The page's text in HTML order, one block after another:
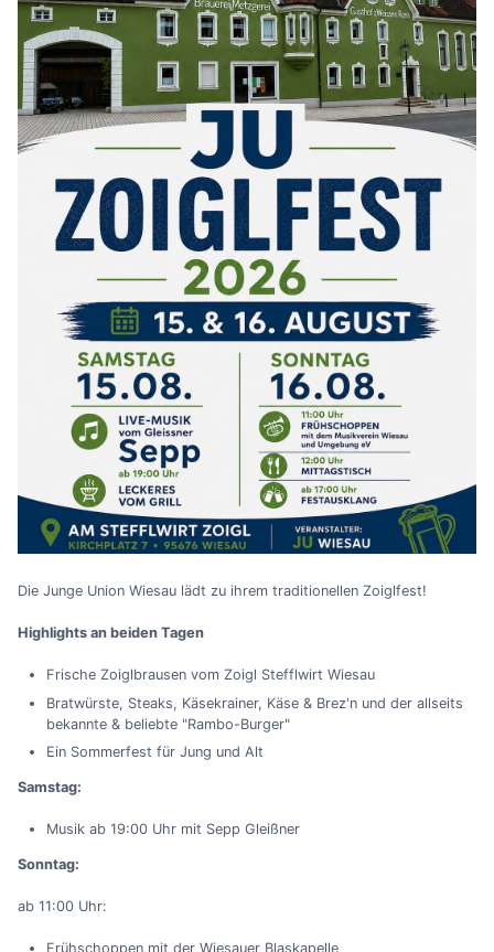
Die Junge Union Wiesau lädt zu ihrem traditionellen Zoiglfest!
Highlights an beiden Tagen
Frische Zoiglbrausen vom Zoigl Stefflwirt Wiesau
Bratwürste, Steaks, Käsekrainer, Käse & Brez'n und der allseits
bekannte & beliebte "Rambo-Burger"
Ein Sommerfest für Jung und Alt
Samstag:
Musik ab 19:00 Uhr mit Sepp Gleißner
Sonntag:
ab 11:00 Uhr:
Frühschoppen mit der Wiesauer Blaskapelle